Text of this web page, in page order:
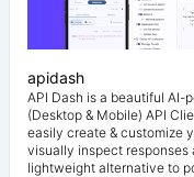
apidash
API Dash is a beautiful
(Desktop & Mobile) API
easily create & customize
visually inspect responses
lightweight alternative to